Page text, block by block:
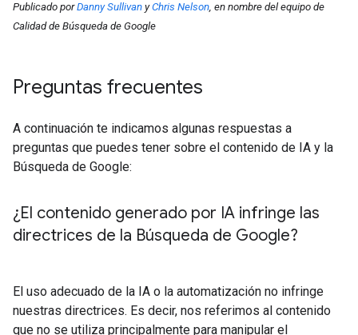
Publicado porDanny Sullivan yChris Nelson, en nombre del equipo de
Calidad de Búsqueda de Google
Preguntas frecuentes
A continuación te indicamos algunas respuestas a
preguntas que puedes tener sobre el contenido de IA y la
Búsqueda de Google:
¿El contenido generado por IA infringe las
directrices de la Búsqueda de Google?
El uso adecuado de la IA o la automatización no infringe
nuestras directrices. Es decir, nos referimos al contenido
que no se utiliza principalmente para manipular el